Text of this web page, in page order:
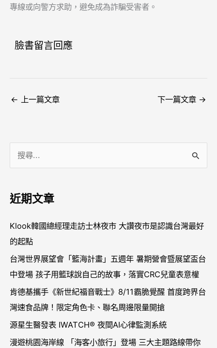
專線或向警方求助，避免成為詐騙受害者。
臉書留言回應
← 上一篇文章 下一篇文章 →
鍵
:
近期文章
Klook韓國總經理走訪士林夜市 大讚夜市是認識台灣最好
的起點
台灣世界展望會「籃海計畫」五週年 暑期營會暨展望盃台
中登場 孩子用籃球說自己的故事，落實CRC兒童表意權
肯德基攜手《新世紀福音戰士》8/11霸脆覺醒 首度跨界台
灣速食品牌！限定角色卡、聯名周邊限量開搶
源星生醫發表 IWATCH® 夜間AI心律監測系統
漫遊桃園海岸線 「海客小旅行」登場 三大主題路線帶你